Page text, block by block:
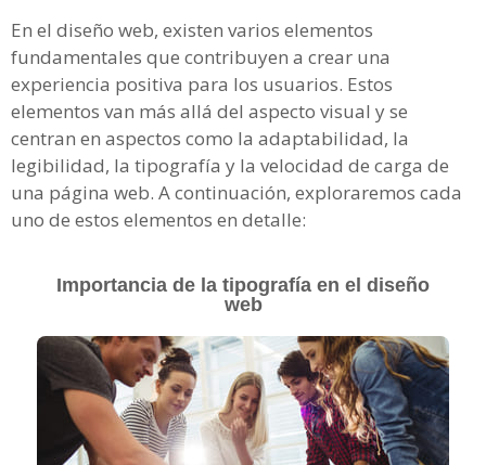
En el diseño web, existen varios elementos
fundamentales que contribuyen a crear una
experiencia positiva para los usuarios. Estos
elementos van más allá del aspecto visual y se
centran en aspectos como la adaptabilidad, la
legibilidad, la tipografía y la velocidad de carga de
una página web. A continuación, exploraremos cada
uno de estos elementos en detalle:
Importancia de la tipografía en el diseño
web